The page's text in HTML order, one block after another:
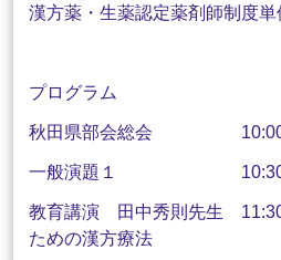
漢方薬・生薬認定薬剤師制度
プログラム
秋田県部会総会 10:00
一般演題１ 10:30
教育講演 田中秀則先生
ための漢方療法